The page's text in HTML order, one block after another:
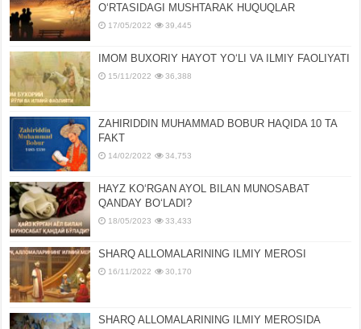
OʻRTASIDAGI MUSHTARAK HUQUQLAR
17/05/2022 39,445
IMOM BUXORIY HAYOT YOʻLI VA ILMIY FAOLIYATI
15/11/2022 36,388
ZAHIRIDDIN MUHAMMAD BOBUR HAQIDA 10 TA
FAKT
14/02/2022 34,753
HAYZ KOʻRGAN AYOL BILAN MUNOSABAT
QANDAY BOʻLADI?
18/05/2023 33,433
SHARQ ALLOMALARINING ILMIY MEROSI
16/11/2022 30,170
SHARQ ALLOMALARINING ILMIY MЕROSIDA